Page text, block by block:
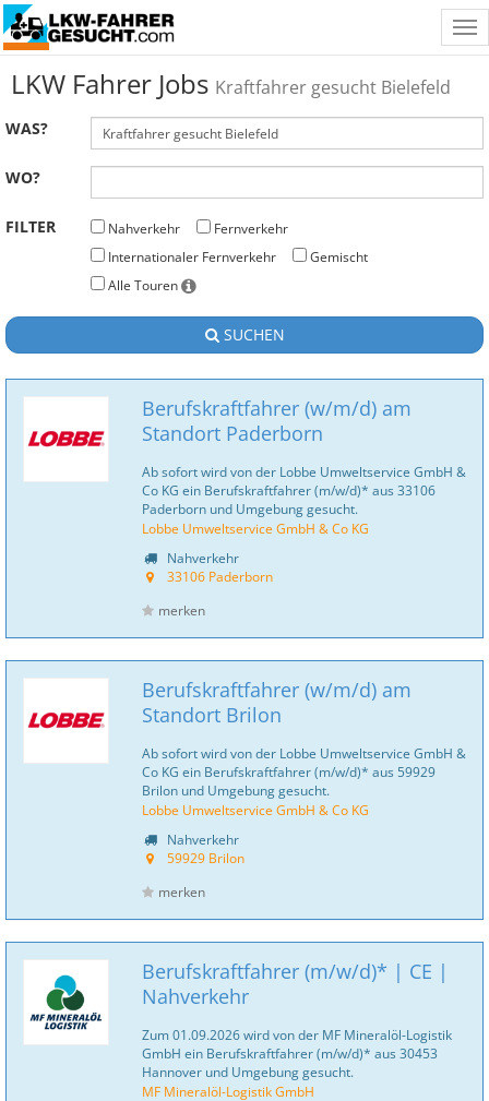
LKW Fahrer Jobs Kraftfahrer gesucht Bielefeld
WAS?
WO?
FILTER Nahverkehr
Fernverkehr
Internationaler Fernverkehr
Gemischt
Alle Touren
SUCHEN
Berufskraftfahrer (w/m/d) am
Standort Paderborn
Ab sofort wird von der Lobbe Umweltservice GmbH &
Co KG ein Berufskraftfahrer (m/w/d)* aus 33106
Paderborn und Umgebung gesucht.
Lobbe Umweltservice GmbH & Co KG
Nahverkehr
33106 Paderborn
merken
Berufskraftfahrer (w/m/d) am
Standort Brilon
Ab sofort wird von der Lobbe Umweltservice GmbH &
Co KG ein Berufskraftfahrer (m/w/d)* aus 59929
Brilon und Umgebung gesucht.
Lobbe Umweltservice GmbH & Co KG
Nahverkehr
59929 Brilon
merken
Berufskraftfahrer (m/w/d)* | CE |
Nahverkehr
Zum 01.09.2026 wird von der MF Mineralöl-Logistik
GmbH ein Berufskraftfahrer (m/w/d)* aus 30453
Hannover und Umgebung gesucht.
MF Mineralöl-Logistik GmbH